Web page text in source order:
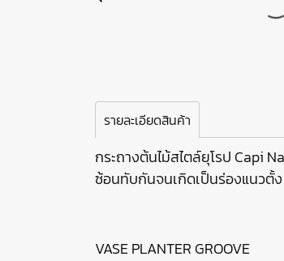
รายละเอียดสินค้า
กระถางต้นไม้สไตล์ยุโรป Capi
ซ้อนทับกันจนเกิดเป็นร่องแนวตั้ง
VASE PLANTER GROOVE